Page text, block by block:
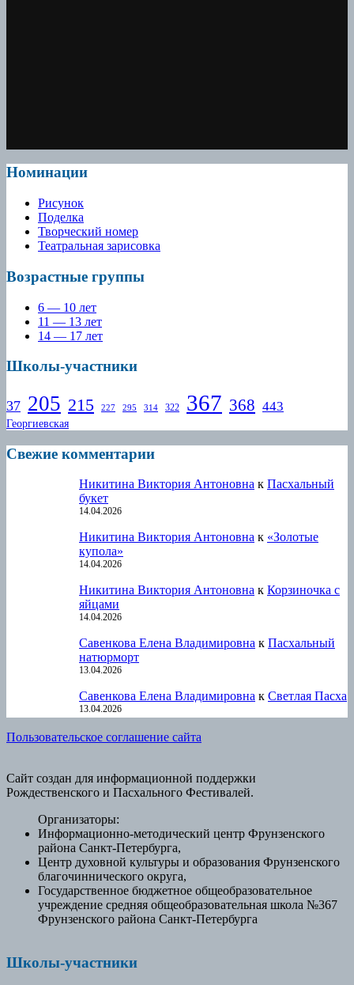
Номинации
Рисунок
Поделка
Творческий номер
Театральная зарисовка
Возрастные группы
6 — 10 лет
11 — 13 лет
14 — 17 лет
Школы-участники
37 205 215 227 295 314 322 367 368 443
Георгиевская
Свежие комментарии
Никитина Виктория Антоновна к Пасхальный
букет
14.04.2026
Никитина Виктория Антоновна к «Золотые
купола»
14.04.2026
Никитина Виктория Антоновна к Корзиночка с
яйцами
14.04.2026
Савенкова Елена Владимировна к Пасхальный
натюрморт
13.04.2026
Савенкова Елена Владимировна к Светлая Пасха
13.04.2026
Пользовательское соглашение сайта
Сайт создан для информационной поддержки
Рождественского и Пасхального Фестивалей.
Организаторы:
Информационно-методический центр Фрунзенского
района Санкт-Петербурга,
Центр духовной культуры и образования Фрунзенского
благочиннического округа,
Государственное бюджетное общеобразовательное
учреждение средняя общеобразовательная школа №367
Фрунзенского района Санкт-Петербурга
Школы-участники